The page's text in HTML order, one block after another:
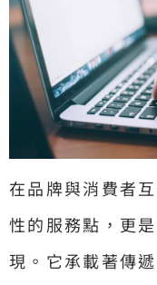
在品牌與消費者
性的服務點，更
現。它承載著傳